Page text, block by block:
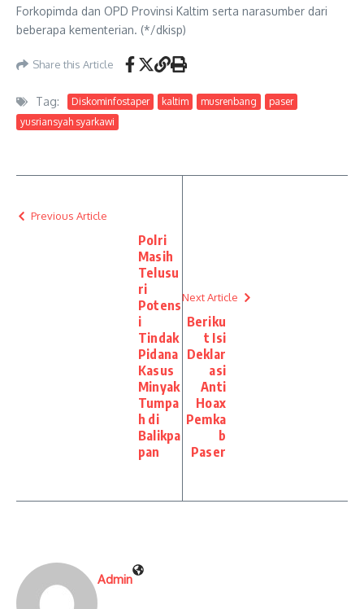
Forkopimda dan OPD Provinsi Kaltim serta narasumber dari
beberapa kementerian. (*/dkisp)
Share this Article
Tag: Diskominfostaper kaltim musrenbang
paser
yusriansyah syarkawi
Previous Article
Polri
Masih
Telusu
ri
Potens
i
Tindak
Pidana
Kasus
Minyak
Tumpa
h di
Balikpa
pan
Next Article
Beriku
t Isi
Deklar
asi
Anti
Hoax
Pemka
b
Paser
Admin